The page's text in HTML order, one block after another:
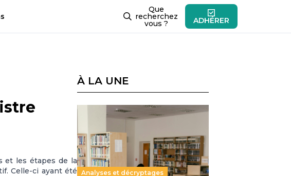
Que
recherchez
vous ? ADHÉRER
et les étapes de la
Celle-ci ayant été
À LA UNE
Analyses et décryptages